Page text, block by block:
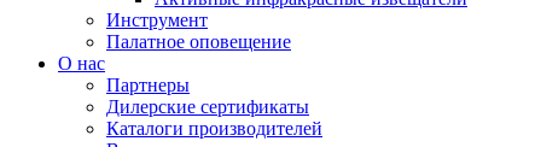
Инструмент
Палатное оповещение
О нас
Партнеры
Дилерские сертификаты
Каталоги производителей